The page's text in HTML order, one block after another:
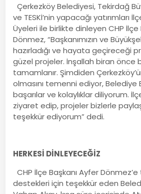
Çerkezköy Belediyesi, Tekirdağ
ve TESKİ’nin yapacağı yatırımları
Üyeleri ile birlikte dinleyen CHP İlçe
Dönmez, “Başkanımızın ve
hazırladığı ve hayata geçireceği
güzel projeler. İnşallah biran önce
tamamlanır. Şimdiden
olmasını temenni ediyor, Belediye
başarılar ve kolaylıklar diliyorum.
ziyaret edip, projeler bizlerle
teşekkür ediyorum” dedi.
HERKESİ DİNLEYECEĞİZ
CHP İlçe Başkanı Ayfer
destekleri için teşekkür eden